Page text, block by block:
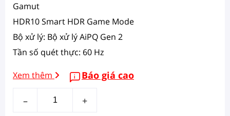
Gamut
HDR10 Smart HDR Game Mode
Bộ xử lý: Bộ xử lý AiPQ Gen 2
Tần số quét thực: 60 Hz
Xem thêm Báo giá cao
– +